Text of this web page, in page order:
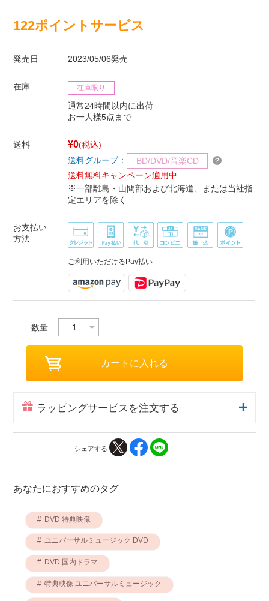
122ポイントサービス
発売日 2023/05/06発売
在庫 在庫限り
通常24時間以内に出荷
お一人様5点まで
送料 ¥0(税込)
送料グループ：
BD/DVD/音楽CD
送料無料キャンペーン適用中
※一部離島・山間部および北海道、または当社指
定エリアを除く
お支払い
方法
ご利用いただけるPay払い
数量
ラッピングサービスを注文する
シェアする
あなたにおすすめのタグ
DVD 特典映像
ユニバーサルミュージック DVD
DVD 国内ドラマ
特典映像 ユニバーサルミュージック